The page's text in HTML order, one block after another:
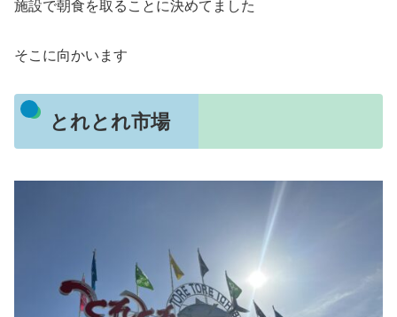
施設で朝食を取ることに決めてました
そこに向かいます
とれとれ市場